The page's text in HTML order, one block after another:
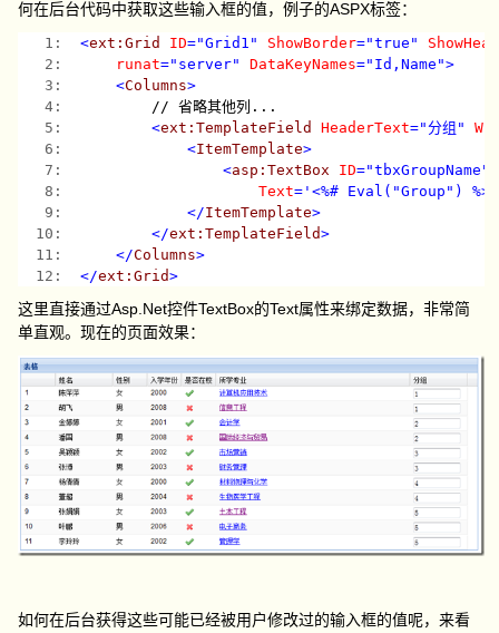
何在后台代码中获取这些输入框的值，例子的ASPX标签：
   1:
<ext:Grid ID="Grid1" ShowBorder="true"
   2:
runat="server" DataKeyNames="Id,Name">
   3:
<Columns>
   4:
        // 省略其他列...
   5:
<ext:TemplateField HeaderText="分组"
   6:
<ItemTemplate>
   7:
<asp:TextBox ID="tbxGroupName"
   8:
Text='<%# Eval("Group") %>'
   9:
</ItemTemplate>
  10:
</ext:TemplateField>
  11:
</Columns>
  12:
</ext:Grid>
这里直接通过Asp.Net控件TextBox的Text属性来绑定数据，非常简
单直观。现在的页面效果：
如何在后台获得这些可能已经被用户修改过的输入框的值呢，来看